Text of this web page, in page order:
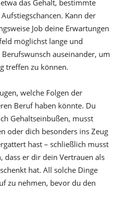
das Gehalt, bestimmte
Kann der
Job deine Erwartungen
möglichst lange und
auseinander, um
treffen zu können.
welche Folgen der
Beruf haben könnte. Du
Gehaltseinbußen, musst
oder dich besonders ins Zeug
hast – schließlich musst
dass er dir dein Vertrauen als
hat. All solche Dinge
zu nehmen, bevor du den